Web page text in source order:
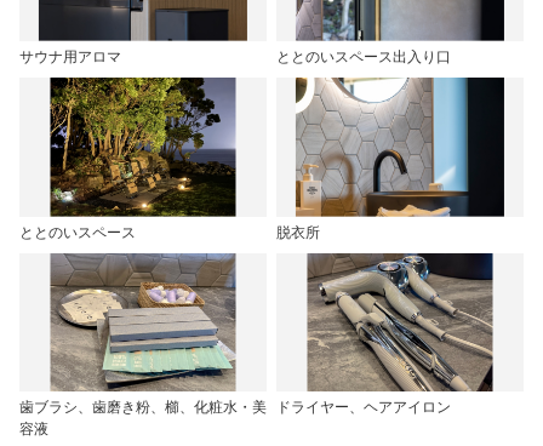
サウナ用アロマ ととのいスペース出入り口
ととのいスペース 脱衣所
歯ブラシ、歯磨き粉、櫛、化粧水・美
容液
ドライヤー、ヘアアイロン